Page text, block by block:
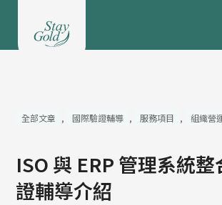
全部文章 , 國際驗證輔導 , 服務項目 , 組織營
ISO 與 ERP 管理系統
證輔導介紹